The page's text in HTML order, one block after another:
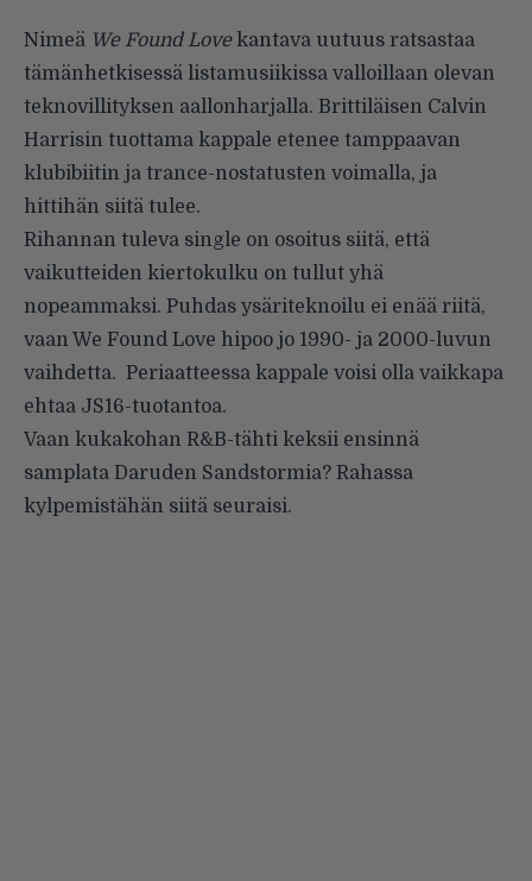
Nimeä We Found Lovekantava uutuus ratsastaa
tämänhetkisessä listamusiikissa valloillaan olevan
teknovillityksen aallonharjalla. Brittiläisen Calvin
Harrisin tuottama kappale etenee tamppaavan
klubibiitin ja trance-nostatusten voimalla, ja
hittihän siitä tulee.
Rihannan tuleva single on osoitus siitä, että
vaikutteiden kiertokulku on tullut yhä
nopeammaksi. Puhdas ysäriteknoilu ei enää riitä,
vaan We Found Love hipoo jo 1990- ja 2000-luvun
vaihdetta. Periaatteessa kappale voisi olla vaikkapa
ehtaa JS16-tuotantoa.
Vaan kukakohan R&B-tähti keksii ensinnä
samplata Daruden Sandstormia? Rahassa
kylpemistähän siitä seuraisi.